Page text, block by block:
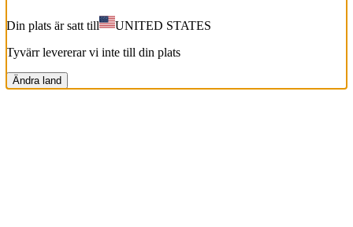
Din plats är satt till
UNITED STATES
Tyvärr levererar vi inte till din plats
Ändra land